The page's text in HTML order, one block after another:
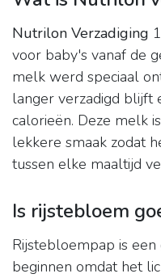
Nutrilon Verzadiging
voor baby's vanaf de
melk werd speciaal
langer verzadigd blijft
calorieën. Deze melk
lekkere smaak zodat
tussen elke maaltijd
Is rijstebloem
Rijstebloempap is
beginnen omdat het